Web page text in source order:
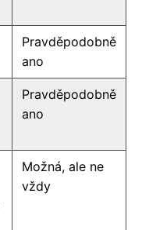
Pravděpodobně
ano
Pravděpodobně
ano
Možná, ale ne
vždy